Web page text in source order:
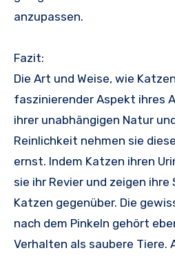
anzupassen.
Fazit:
Die Art und Weise, wie
faszinierender Aspekt ihres
ihrer unabhängigen Natur
Reinlichkeit nehmen sie
ernst. Indem Katzen ihren
sie ihr Revier und zeigen ihre
Katzen gegenüber. Die
nach dem Pinkeln gehört
Verhalten als saubere Tiere.